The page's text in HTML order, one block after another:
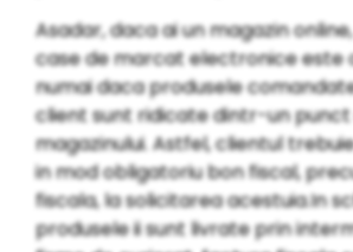
Asadar, daca ai un magazin
case de marcat electronice este
numai daca produsele
client sunt ridicate dintr-un punct
magazinului. Astfel, clientul
in mod obligatoriu bon fiscal,
fiscala, la solicitarea acestuia.In
produsele ii sunt livrate prin